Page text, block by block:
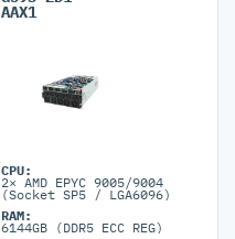
AAX1
CPU:
2× AMD EPYC 9005/9004
(Socket SP5 / LGA6096)
RAM:
6144GB (DDR5 ECC REG)